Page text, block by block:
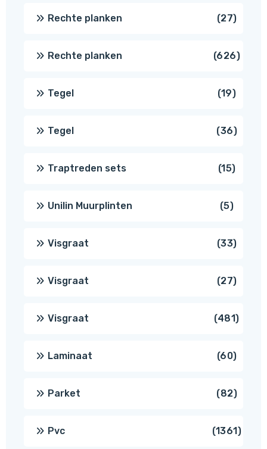
Rechte planken 2727
Rechte planken 626626
Tegel 1919
Tegel 3636
Traptreden sets 1515
Unilin Muurplinten 55
Visgraat 3333
Visgraat 2727
Visgraat 481481
Laminaat 6060
Parket 8282
Pvc 13611361